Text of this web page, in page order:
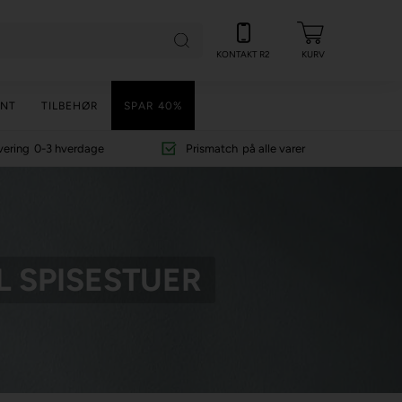
KONTAKT R2 KURV
TILBEHØR SPAR 40%
0-3 hverdage Prismatch på alle varer